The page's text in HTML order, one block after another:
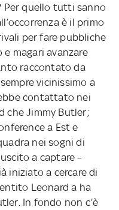
Per quello tutti sanno
è il primo
per fare pubbliche
e magari avanzare
raccontato da
vicinissimo a
contattato nei
che Jimmy Butler;
a Est e
nei sogni di
a captare –
iniziato a cercare di
Leonard a ha
In fondo non c’è